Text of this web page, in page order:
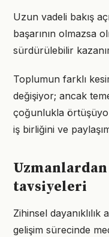
Uzun vadeli bakış
başarının olmazsa
sürdürülebilir
Toplumun farklı
değişiyor; ancak
çoğunlukla
iş birliğini ve
tavsiyeleri
Zihinsel dayanıklılık
gelişim sürecinde